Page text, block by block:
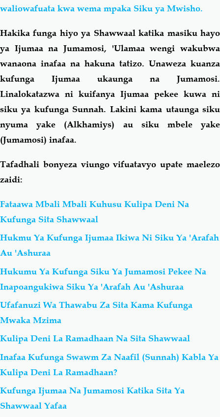
waliowafuata kwa wema mpaka Siku ya Mwisho.
Hakika funga hiyo ya Shawwaal katika masiku hayo
ya Ijumaa na Jumamosi, 'Ulamaa wengi wakubwa
wanaona inafaa na hakuna tatizo. Unaweza kuanza
kufunga Ijumaa ukaunga na Jumamosi.
Linalokatazwa ni kuifanya Ijumaa pekee kuwa ni
siku ya kufunga Sunnah. Lakini kama utaunga siku
nyuma yake (Alkhamiys) au siku mbele yake
(Jumamosi) inafaa.
Tafadhali bonyeza viungo vifuatavyo upate maelezo
zaidi:
Fataawa Mbali Mbali Kuhusu Kulipa Deni Na
Kufunga Sita Shawwaal
Hukmu Ya Kufunga Ijumaa Ikiwa Ni Siku Ya 'Arafah
Au 'Ashuraa
Hukumu Ya Kufunga Siku Ya Jumamosi Pekee Na
Inapoangukiwa Siku Ya 'Arafah Au 'Ashuraa
Ufafanuzi Wa Thawabu Za Sita Kama Kufunga
Mwaka Mzima
Kulipa Deni La Ramadhaan Na Sita Shawwaal
Inafaa Kufunga Swawm Za Naafil (Sunnah) Kabla Ya
Kulipa Deni La Ramadhaan?
Kufunga Ijumaa Na Jumamosi Katika Sita Ya
Shawwaal Yafaa